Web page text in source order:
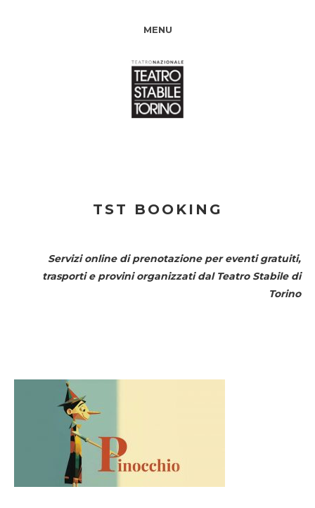
MENU
TST BOOKING
Servizi online di prenotazione per eventi gratuiti,
trasporti e provini organizzati dal Teatro Stabile di
Torino